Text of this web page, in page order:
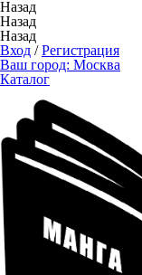
Назад
Назад
Назад
Вход /Регистрация
Ваш город: Москва
Каталог